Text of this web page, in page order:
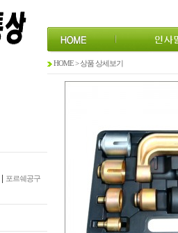
포르쉐공구
HOME > 상품 상세보기